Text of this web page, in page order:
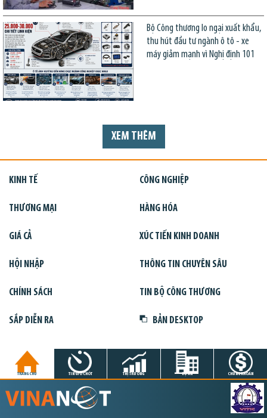
Bộ Công thương lo ngại xuất khẩu,
thu hút đầu tư ngành ô tô - xe
máy giảm mạnh vì Nghị định 101
XEM THÊM
KINH TẾ CÔNG NGHIỆP
THƯƠNG MẠI HÀNG HÓA
GIÁ CẢ XÚC TIẾN KINH DOANH
HỘI NHẬP THÔNG TIN CHUYÊN SÂU
CHÍNH SÁCH TIN BỘ CÔNG THƯƠNG
SẮP DIỄN RA BẢN DESKTOP
TRANG CHỦ TIN GIỜ CHÓT THỊ TRƯỜNG DỰ ÁN CHỨNG KHOÁN